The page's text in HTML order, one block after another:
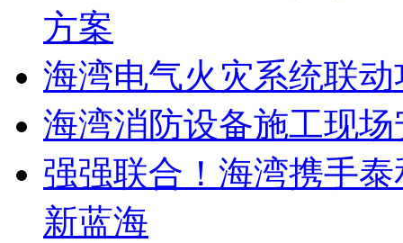
方案
海湾电气火灾系统联
海湾消防设备施工现
强强联合！海湾携手
新蓝海